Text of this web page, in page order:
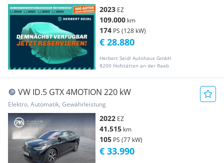
2023 EZ
109.000 km
174 PS (128 kW)
Herbert Seidl Autohaus GmbH
8200 Hofstätten an der Raab
€ 28.880
VW ID.5 GTX 4MOTION 220 kW
Elektro, Automatik, Gewährleistung
2022 EZ
41.515 km
105 PS (77 kW)
€ 33.990